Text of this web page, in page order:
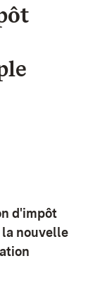
d'impôt
la nouvelle